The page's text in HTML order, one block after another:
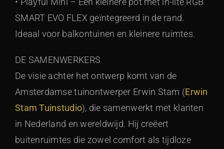
SMART EVO FLEX geïntegreerd in de rand.
Ideaal voor balkontuinen en kleinere ruimtes.
DE SAMENWERKERS
De visie achter het ontwerp komt van de
Amsterdamse tuinontwerper Erwin Stam (Erwin
Stam Tuinstudio), die samenwerkt met klanten
in Nederland en wereldwijd. Hij creëert
buitenruimtes die zowel comfort als tijdloze